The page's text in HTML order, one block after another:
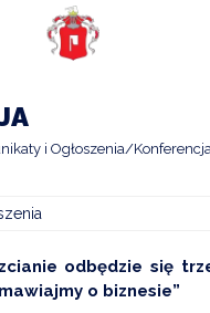
i Ogłoszenia Konferencja
odbędzie się
o biznesie”